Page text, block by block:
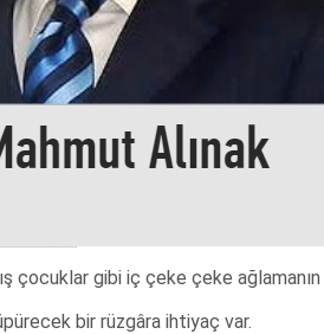
çocuklar gibi iç çeke çeke
bir rüzgâra ihtiyaç var.